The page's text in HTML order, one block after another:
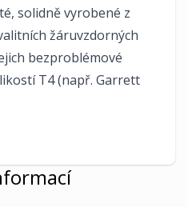
solidně vyrobené z
žáruvzdorných
bezproblémové
T4 (např. Garrett